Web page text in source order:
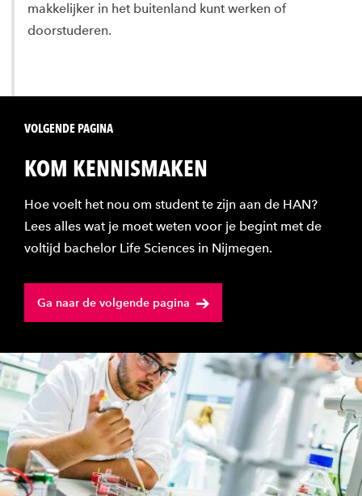
makkelijker in het buitenland kunt werken of
doorstuderen.
VOLGENDE PAGINA
KOM KENNISMAKEN
Hoe voelt het nou om student te zijn aan de HAN?
Lees alles wat je moet weten voor je begint met de
voltijd bachelor Life Sciences in Nijmegen.
Ga naar de volgende pagina